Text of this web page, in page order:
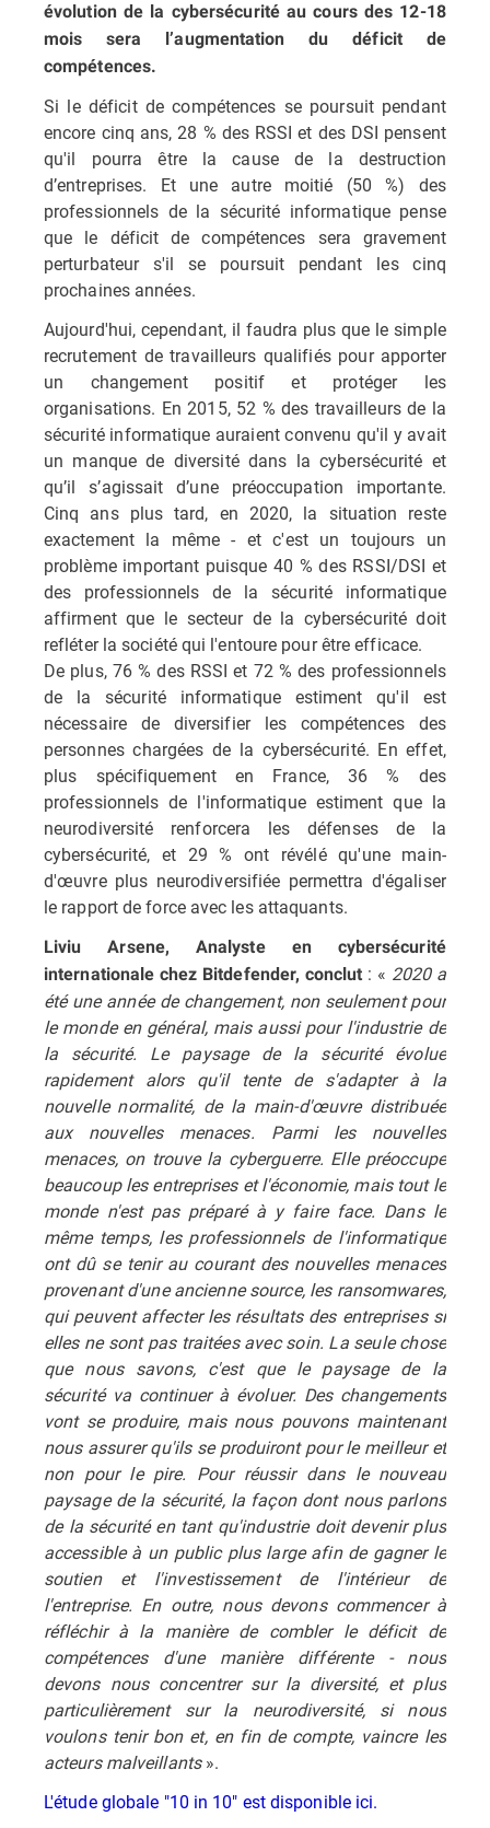
évolution de la cybersécurité au cours des 12-18
mois sera l’augmentation du déficit de
compétences.
Si le déficit de compétences se poursuit pendant
encore cinq ans, 28 % des RSSI et des DSI pensent
qu'il pourra être la cause de la destruction
d’entreprises. Et une autre moitié (50 %) des
professionnels de la sécurité informatique pense
que le déficit de compétences sera gravement
perturbateur s'il se poursuit pendant les cinq
prochaines années.
Aujourd'hui, cependant, il faudra plus que le simple
recrutement de travailleurs qualifiés pour apporter
un changement positif et protéger les
organisations. En 2015, 52 % des travailleurs de la
sécurité informatique auraient convenu qu'il y avait
un manque de diversité dans la cybersécurité et
qu’il s’agissait d’une préoccupation importante.
Cinq ans plus tard, en 2020, la situation reste
exactement la même - et c'est un toujours un
problème important puisque 40 % des RSSI/DSI et
des professionnels de la sécurité informatique
affirment que le secteur de la cybersécurité doit
refléter la société qui l'entoure pour être efficace.
De plus, 76 % des RSSI et 72 % des professionnels
de la sécurité informatique estiment qu'il est
nécessaire de diversifier les compétences des
personnes chargées de la cybersécurité. En effet,
plus spécifiquement en France, 36 % des
professionnels de l'informatique estiment que la
neurodiversité renforcera les défenses de la
cybersécurité, et 29 % ont révélé qu'une main-
d'œuvre plus neurodiversifiée permettra d'égaliser
le rapport de force avec les attaquants.
Liviu Arsene, Analyste en cybersécurité
internationale chez Bitdefender, conclut : « 2020 a
été une année de changement, non seulement pour
le monde en général, mais aussi pour l'industrie de
la sécurité. Le paysage de la sécurité évolue
rapidement alors qu'il tente de s'adapter à la
nouvelle normalité, de la main-d'œuvre distribuée
aux nouvelles menaces. Parmi les nouvelles
menaces, on trouve la cyberguerre. Elle préoccupe
beaucoup les entreprises et l'économie, mais tout le
monde n'est pas préparé à y faire face. Dans le
même temps, les professionnels de l'informatique
ont dû se tenir au courant des nouvelles menaces
provenant d'une ancienne source, les ransomwares,
qui peuvent affecter les résultats des entreprises si
elles ne sont pas traitées avec soin. La seule chose
que nous savons, c'est que le paysage de la
sécurité va continuer à évoluer. Des changements
vont se produire, mais nous pouvons maintenant
nous assurer qu'ils se produiront pour le meilleur et
non pour le pire. Pour réussir dans le nouveau
paysage de la sécurité, la façon dont nous parlons
de la sécurité en tant qu'industrie doit devenir plus
accessible à un public plus large afin de gagner le
soutien et l'investissement de l'intérieur de
l'entreprise. En outre, nous devons commencer à
réfléchir à la manière de combler le déficit de
compétences d'une manière différente - nous
devons nous concentrer sur la diversité, et plus
particulièrement sur la neurodiversité, si nous
voulons tenir bon et, en fin de compte, vaincre les
acteurs malveillants».
L'étude globale "10 in 10" est disponible ici.